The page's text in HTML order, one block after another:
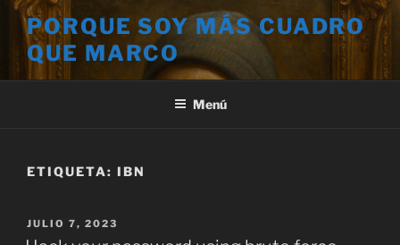
Saltar
contenido
PORQUE SOY MÁS CUADRO
QUE MARCO
Menú
ETIQUETA: IBN
PUBLICADO
EL
JULIO 7, 2023